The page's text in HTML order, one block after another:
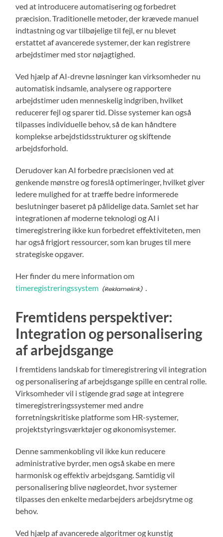
ved at introducere automatisering og forbedret
præcision. Traditionelle metoder, der krævede manuel
indtastning og var tilbøjelige til fejl, er nu blevet
erstattet af avancerede systemer, der kan registrere
arbejdstimer med stor nøjagtighed.
Ved hjælp af AI-drevne løsninger kan virksomheder nu
automatisk indsamle, analysere og rapportere
arbejdstimer uden menneskelig indgriben, hvilket
reducerer fejl og sparer tid. Disse systemer kan også
tilpasses individuelle behov, så de kan håndtere
komplekse arbejdstidsstrukturer og skiftende
arbejdsforhold.
Derudover kan AI forbedre præcisionen ved at
genkende mønstre og foreslå optimeringer, hvilket giver
ledere mulighed for at træffe bedre informerede
beslutninger baseret på pålidelige data. Samlet set har
integrationen af moderne teknologi og AI i
timeregistrering ikke kun forbedret effektiviteten, men
har også frigjort ressourcer, som kan bruges til mere
strategiske opgaver.
Her finder du mere information om
timeregistreringssystem
Fremtidens perspektiver:
Integration og personalisering
af arbejdsgange
I fremtidens landskab for timeregistrering vil integration
og personalisering af arbejdsgange spille en central rolle.
Virksomheder vil i stigende grad søge at integrere
timeregistreringssystemer med andre
forretningskritiske platforme som HR-systemer,
projektstyringsværktøjer og økonomisystemer.
Denne sammenkobling vil ikke kun reducere
administrative byrder, men også skabe en mere
harmonisk og effektiv arbejdsgang. Samtidig vil
personalisering blive nøgleordet, hvor systemer
tilpasses den enkelte medarbejders arbejdsrytme og
behov.
Ved hjælp af avancerede algoritmer og kunstig